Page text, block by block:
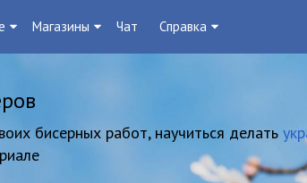
Магазины Чат Справка
бисерных работ, научиться делать